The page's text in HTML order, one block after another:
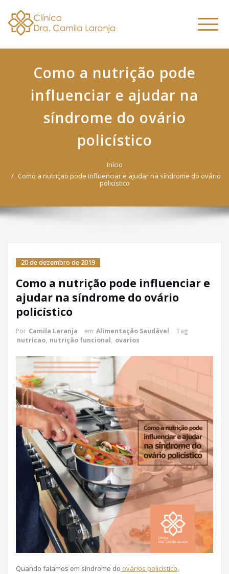
content
Laranja
Especialista em Fitoterapia
Como a nutrição pode
influenciar e ajudar na
síndrome do ovário
policístico
Início
Como a nutrição pode influenciar e ajudar na síndrome do ovário
policístico
20 de dezembro de 2019
Como a nutrição pode influenciar e
ajudar na síndrome do ovário
policístico
Por Camila Laranja em Alimentação Saudável
Tag
nutricao, nutrição funcional, ovarios
Quando falamos em síndrome do ovários policístico,